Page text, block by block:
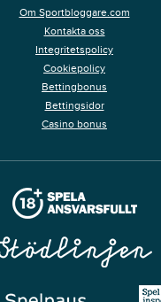
Om Sportbloggare.com
Kontakta oss
Integritetspolicy
Cookiepolicy
Bettingbonus
Bettingsidor
Casino bonus